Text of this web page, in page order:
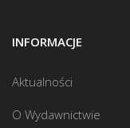
INFORMACJE
Aktualności
O Wydawnictwie